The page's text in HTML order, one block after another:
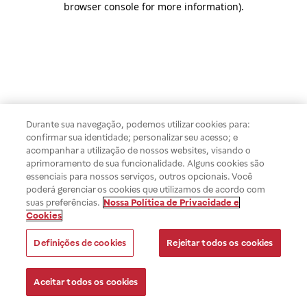
browser console for more information).
Durante sua navegação, podemos utilizar cookies para:
confirmar sua identidade; personalizar seu acesso; e
acompanhar a utilização de nossos websites, visando o
aprimoramento de sua funcionalidade. Alguns cookies são
essenciais para nossos serviços, outros opcionais. Você
poderá gerenciar os cookies que utilizamos de acordo com
suas preferências. Nossa Política de Privacidade e
Cookies
Definições de cookies Rejeitar todos os cookies
Aceitar todos os cookies